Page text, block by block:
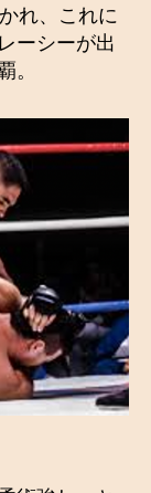
れ、これに
ーシーが出
。